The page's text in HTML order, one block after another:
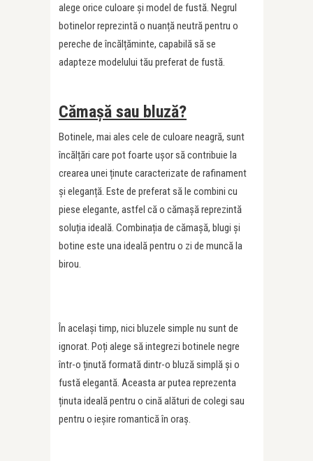
alege orice culoare și model de fustă. Negrul
botinelor reprezintă o nuanță neutră pentru o
pereche de încălțăminte, capabilă să se
adapteze modelului tău preferat de fustă.
Cămașă sau bluză?
Botinele, mai ales cele de culoare neagră, sunt
încălțări care pot foarte ușor să contribuie la
crearea unei ținute caracterizate de rafinament
și eleganță. Este de preferat să le combini cu
piese elegante, astfel că o cămașă reprezintă
soluția ideală. Combinația de cămașă, blugi și
botine este una ideală pentru o zi de muncă la
birou.
În același timp, nici bluzele simple nu sunt de
ignorat. Poți alege să integrezi botinele negre
într-o ținută formată dintr-o bluză simplă și o
fustă elegantă. Aceasta ar putea reprezenta
ținuta ideală pentru o cină alături de colegi sau
pentru o ieșire romantică în oraș.